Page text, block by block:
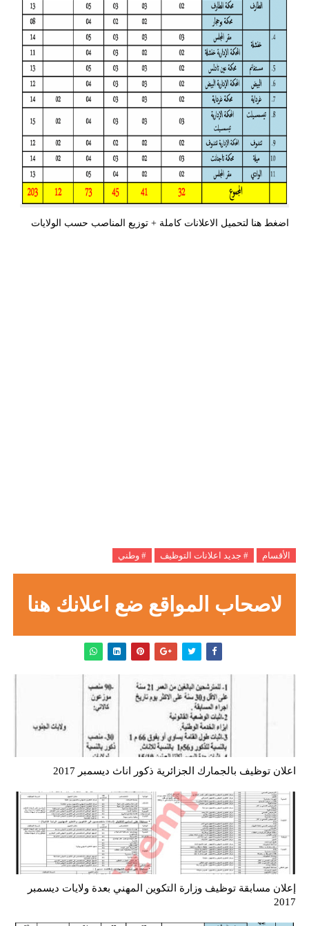
اضغط هنا لتحميل الاعلانات كاملة + توزيع المناصب حسب الولايات
الأقسام # جديد اعلانات التوظيف # وطني
لاصحاب المواقع ضع اعلانك هنا
اعلان توظيف بالجمارك الجزائرية ذكور اناث ديسمبر 2017
إعلان مسابقة توظيف وزارة التكوين المهني بعدة ولايات ديسمبر
2017